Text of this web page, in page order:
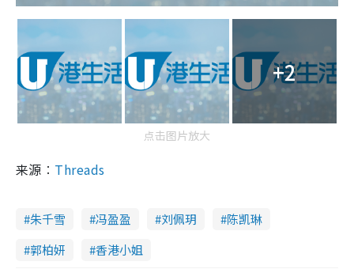
+2
点击图片放大
来源︰ Threads
朱千雪 冯盈盈 刘佩玥
陈凯琳
郭柏妍
香港小姐